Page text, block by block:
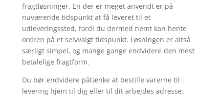
fragtløsninger. En der er meget anvendt er på
nuværende tidspunkt at få leveret til et
udleveringssted, fordi du dermed nemt kan hente
ordren på et selvvalgt tidspunkt. Løsningen er altså
særligt simpel, og mange gange endvidere den mest
betalelige fragtform.
Du bør endvidere påtænke at bestille varerne til
levering hjem til dig eller til dit arbejdes adresse.